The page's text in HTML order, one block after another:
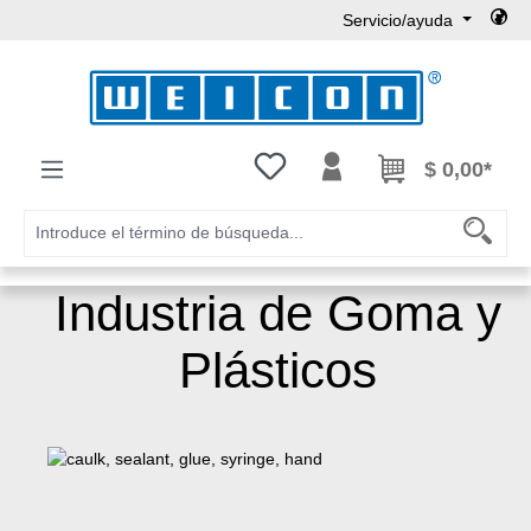
Servicio/ayuda
Tienes 0 artículos en tu lista de
$ 0,00*
Industria de Goma y
Plásticos